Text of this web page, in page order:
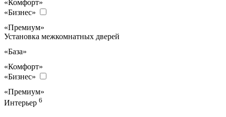
«Комфорт»
«Бизнес»
«Премиум»
Установка межкомнатных дверей
«База»
«Комфорт»
«Бизнес»
«Премиум»
Интерьер 6